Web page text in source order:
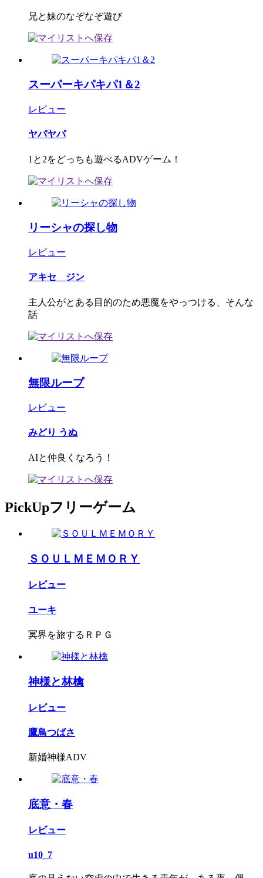
兄と妹のなぞなぞ遊び
スーパーキパキパ1＆2
レビュー
ヤパヤパ
1と2をどっちも遊べるADVゲーム！
リーシャの探し物
レビュー
アキセ ジン
主人公がとある目的のため悪魔をやっつける、そんな
話
無限ループ
レビュー
みどり うぬ
AIと仲良くなろう！
PickUpフリーゲーム
ＳＯＵＬＭＥＭＯＲＹ
レビュー
ユーキ
冥界を旅するＲＰＧ
神様と林檎
レビュー
鷹鳥つばさ
新婚神様ADV
底意・春
レビュー
u10_7